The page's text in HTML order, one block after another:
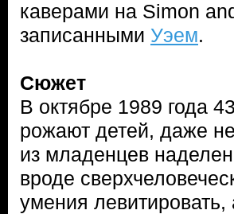
каверами на Simon
записанными Уэем.
Сюжет
В октябре 1989 года
рожают детей, даже
из младенцев
вроде
умения